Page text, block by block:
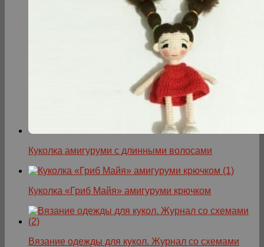
Куколка амигуруми с длинными волосами
Куколка «Гриб Майя» амигуруми крючком
Вязание одежды для кукол. Журнал со схемами